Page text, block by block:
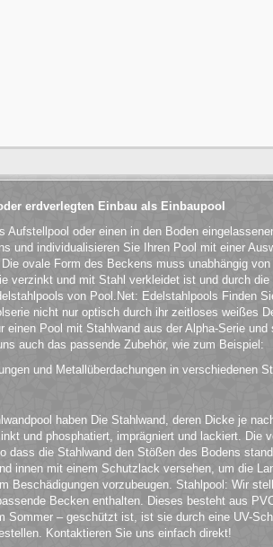
erdverlegten Einbau als Einbaupool
oder einen in den Boden
und individualisieren Sie Ihren Pool mit einer
ovale Form des Beckens muss unabhängig
verzinkt und mit Stahl verkleidet ist und durch
von Pool.Net: Edelstahlpools Finden
nicht nur optisch durch ihr zeitloses weißes
Pool mit Stahlwand aus der Alpha-Serie
auch das passende Zubehör, wie zum Beispiel:
und Metallüberdachungen in verschiedenen
haben Die Stahlwand, deren Dicke je
und phosphatiert, imprägniert und lackiert.
die Stahlwand den Stößen des Bodens
innen mit einem Schutzlack versehen, um die
Beschädigungen vorzubeugen. Stahlpool: Wir
Becken enthalten. Dieses besteht aus
Sommer – geschützt ist, ist sie durch eine UV-
Kontaktieren Sie uns einfach direkt!